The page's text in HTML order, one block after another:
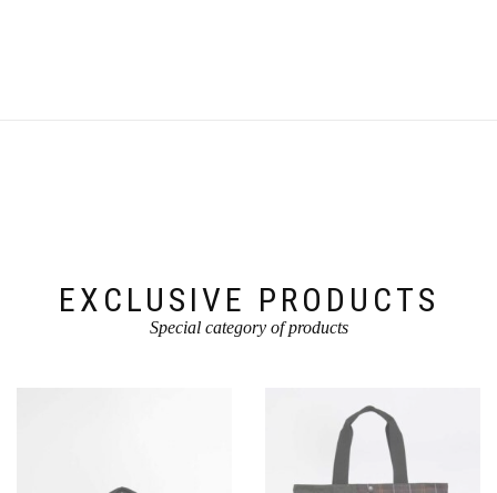
EXCLUSIVE PRODUCTS
Special category of products